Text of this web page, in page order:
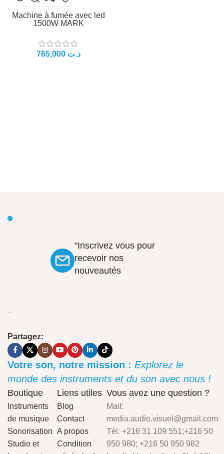
Machine à fumée avec led
1500W MARK
د.ت
"Inscrivez vous pour
recevoir nos
nouveautés
Partagez:
Votre son, notre mission : Explorez le
monde des instruments et du son avec nous !
Boutique
Instruments
de musique
Sonorisation
Studio et
Liens utiles
Blog
Contact
A propos
Condition
Vous avez une question ?
Mail:
media.audio.visuel@gmail.com
Tél: +216 31 109 551;+216 50
950 980; +216 50 950 982